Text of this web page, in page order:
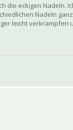
eckigen Nadeln.
Nadeln
leicht verkrampfen